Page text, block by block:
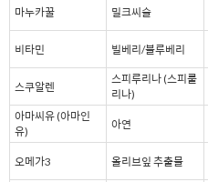
마누카꿀 밀크씨슬
비타민 빌베리/블루베리
스쿠알렌
스피루리나 (스피룰
리나)
아마씨유 (아마인
유)
아연
오메가3 올리브잎 추출물